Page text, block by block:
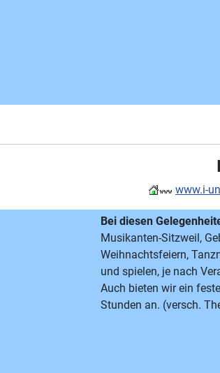
www.i-
Bei diesen
Musikanten-Sitzweil,
Weihnachtsfeiern,
und spielen, je nach
Auch bieten wir ein
Stunden an. (versch.